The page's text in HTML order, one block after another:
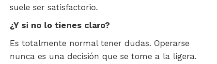
suele ser satisfactorio.
¿Y si no lo tienes claro?
Es totalmente normal tener dudas. Operarse
nunca es una decisión que se tome a la ligera.